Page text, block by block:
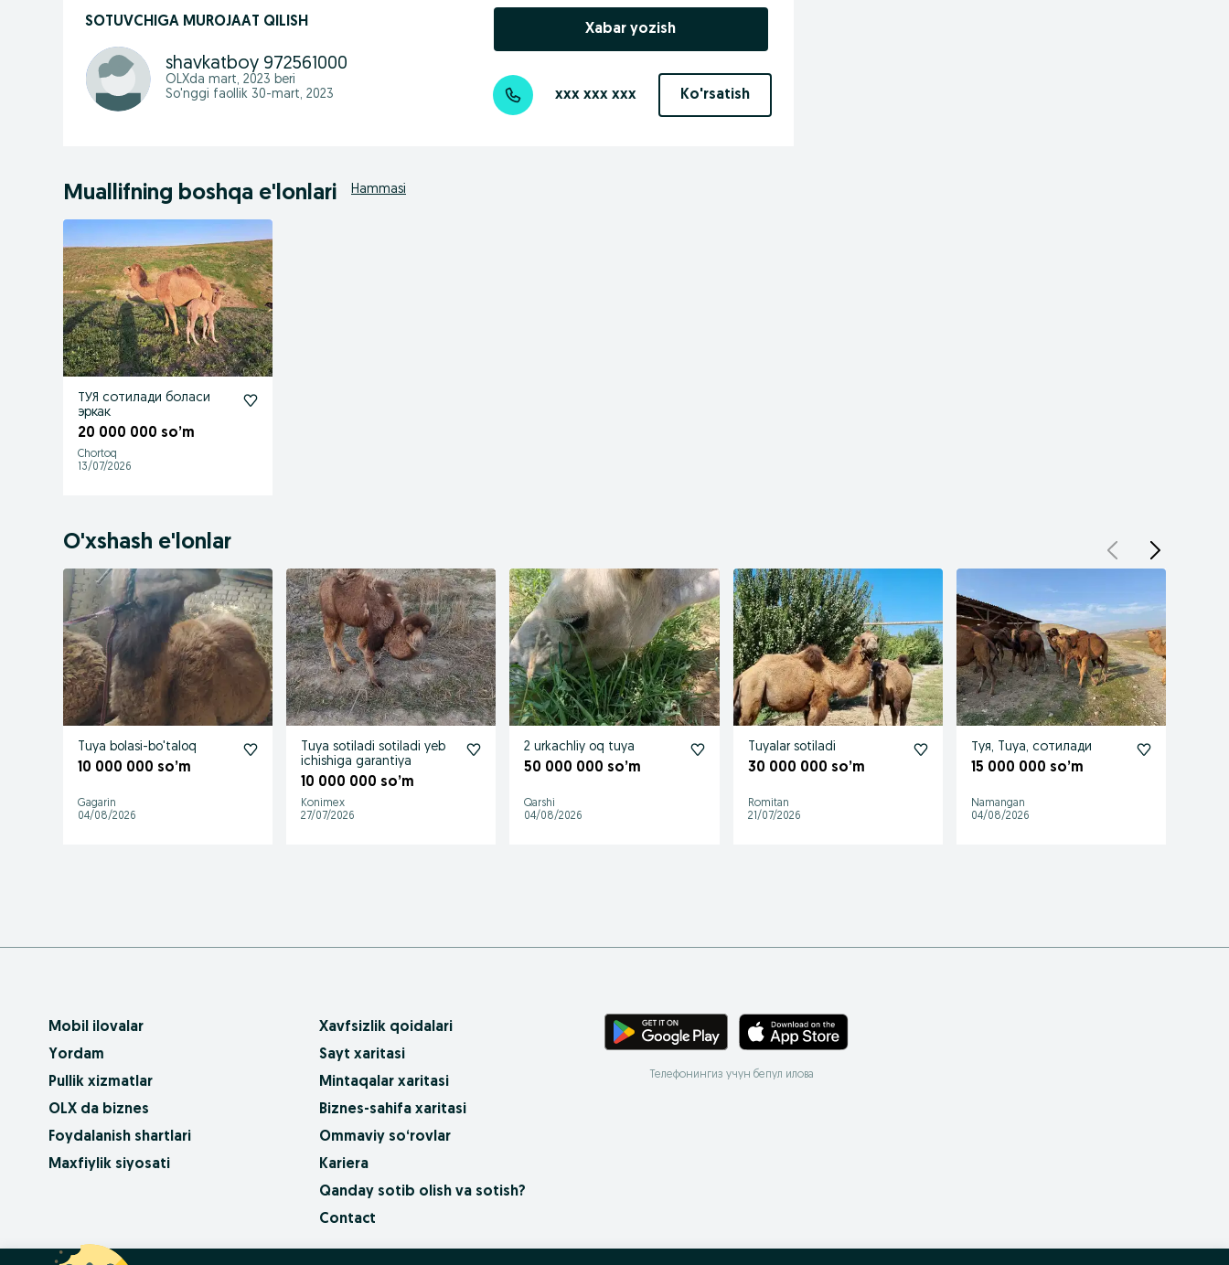
SOTUVCHIGA MUROJAAT QILISH
shavkatboy 972561000
OLXda mart, 2023 beri
So'nggi faollik 30-mart, 2023
Xabar yozish
xxx xxx xxx Ko'rsatish
Muallifning boshqa e'lonlari Hammasi
ТУЯ сотилади боласи
эркак
20 000 000 so’m
Chortoq
13/07/2026
O'xshash e'lonlar
Tuya bolasi-bo'taloq
10 000 000 so’m
Gagarin
04/08/2026
Tuya sotiladi sotiladi yeb
ichishiga garantiya
10 000 000 so’m
Konimex
27/07/2026
2 urkachliy oq tuya
50 000 000 so’m
Qarshi
04/08/2026
Tuyalar sotiladi
30 000 000 so’m
Romitan
21/07/2026
Туя, Tuya, сотилади
15 000 000 so’m
Namangan
04/08/2026
Mobil ilovalar
Yordam
Pullik xizmatlar
OLX da biznes
Foydalanish shartlari
Maxfiylik siyosati
Xavfsizlik qoidalari
Sayt xaritasi
Mintaqalar xaritasi
Biznes-sahifa xaritasi
Ommaviy so‘rovlar
Kariera
Qanday sotib olish va sotish?
Contact
Телефонингиз учун бепул илова